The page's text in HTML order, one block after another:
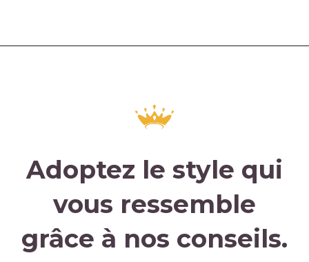
Adoptez le style qui
vous ressemble
grâce à nos conseils.